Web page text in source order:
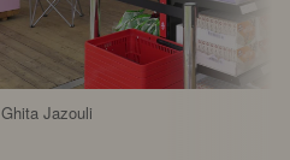
Ghita Jazouli